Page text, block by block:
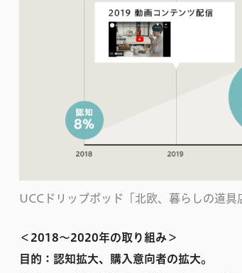
UCCドリップポッド「北欧、暮らしの道具
＜2018〜2020年の取り組み＞
目的：認知拡大、購入意向者の拡大。